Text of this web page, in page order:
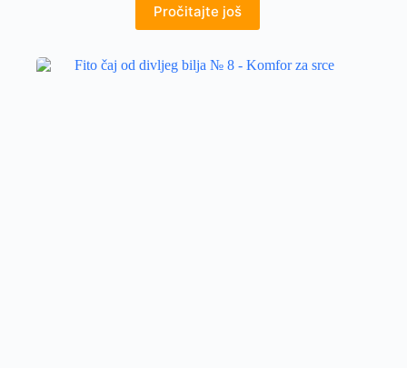
Pročitajte još